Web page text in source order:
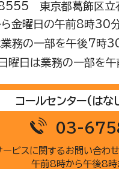
東京都葛飾区
ら金曜日の午前8時30
務の一部を午後7時30
曜日は業務の一部を午
コールセンター(はな
03-
ービスに関するお問い合わ
午前8時から午後8時